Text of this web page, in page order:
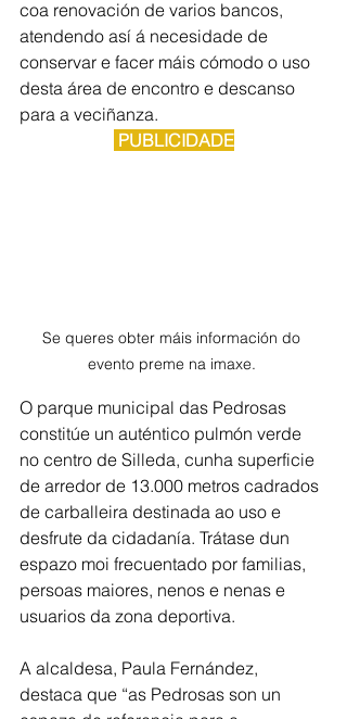
coa renovación de varios bancos,
atendendo así á necesidade de
conservar e facer máis cómodo o uso
desta área de encontro e descanso
para a veciñanza.
PUBLICIDADE
Se queres obter máis información do
evento preme na imaxe.
O parque municipal das Pedrosas
constitúe un auténtico pulmón verde
no centro de Silleda, cunha superficie
de arredor de 13.000 metros cadrados
de carballeira destinada ao uso e
desfrute da cidadanía. Trátase dun
espazo moi frecuentado por familias,
persoas maiores, nenos e nenas e
usuarios da zona deportiva.
A alcaldesa, Paula Fernández,
destaca que “as Pedrosas son un